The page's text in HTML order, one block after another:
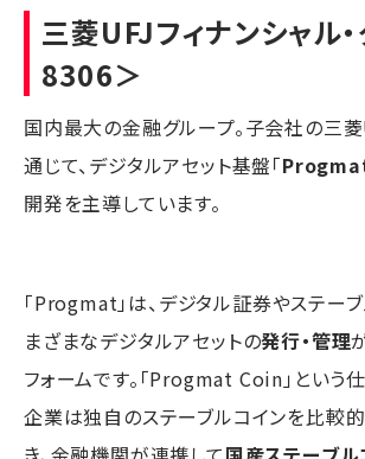
三菱UFJフィナンシャル
8306＞
国内最大の金融グループ。子会社の三
通じて、デジタルアセット基盤「
開発を主導しています。
「Progmat」は、デジタル証券やステー
まざまなデジタルアセットの発行・管理
フォームです。「Progmat Coin」という
企業は独自のステーブルコインを比較